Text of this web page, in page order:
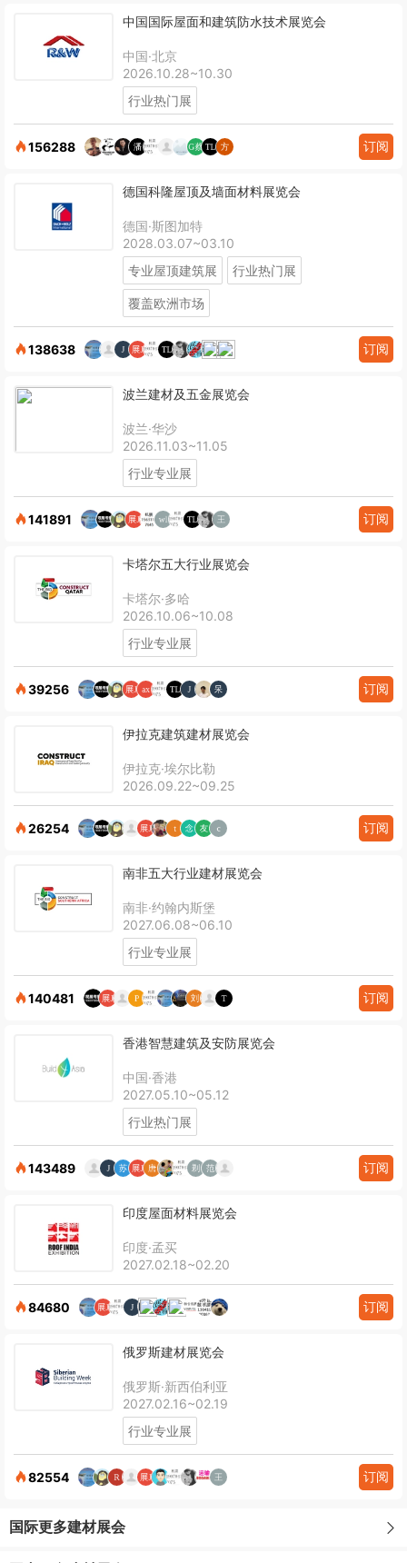
中国国际屋面和建筑防水技术展览会
中国·北京
2026.10.28~10.30
行业热门展
156288 订阅
德国科隆屋顶及墙面材料展览会
德国·斯图加特
2028.03.07~03.10
专业屋顶建筑展
行业热门展
覆盖欧洲市场
138638 订阅
波兰建材及五金展览会
波兰·华沙
2026.11.03~11.05
行业专业展
141891 订阅
卡塔尔五大行业展览会
卡塔尔·多哈
2026.10.06~10.08
行业专业展
39256 订阅
伊拉克建筑建材展览会
伊拉克·埃尔比勒
2026.09.22~09.25
26254 订阅
南非五大行业建材展览会
南非·约翰内斯堡
2027.06.08~06.10
行业专业展
140481 订阅
香港智慧建筑及安防展览会
中国·香港
2027.05.10~05.12
行业热门展
143489 订阅
印度屋面材料展览会
印度·孟买
2027.02.18~02.20
84680 订阅
俄罗斯建材展览会
俄罗斯·新西伯利亚
2027.02.16~02.19
行业专业展
82554 订阅
国际更多建材展会